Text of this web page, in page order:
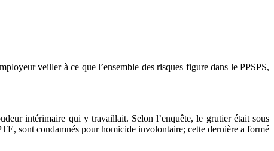
veiller à ce que l’ensemble des risques figure dans le PPSPS,
intérimaire qui y travaillait. Selon l’enquête, le grutier était sous
sont condamnés pour homicide involontaire; cette dernière a formé